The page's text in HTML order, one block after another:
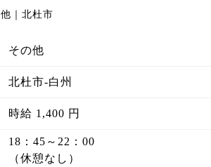
｜北杜市
その他
北杜市-白州
時給 1,400 円
18：45～22：00
（休憩なし）